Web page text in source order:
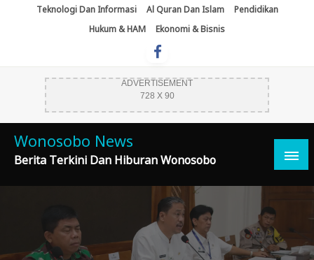
Teknologi Dan Informasi Al Quran Dan Islam
Pendidikan
Hukum & HAM
Ekonomi & Bisnis
ADVERTISEMENT
728 X 90
Wonosobo News
Berita Terkini Dan Hiburan Wonosobo